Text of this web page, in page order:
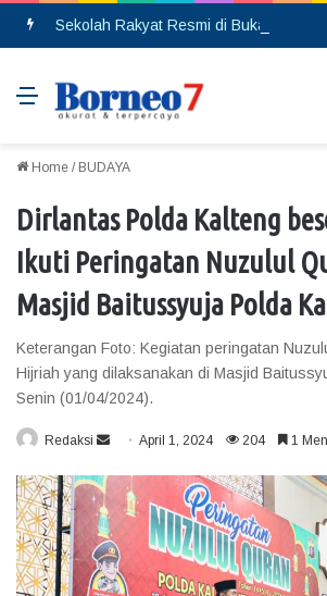
Menu
Home / BUDAYA
Dirlantas Polda Kalteng
Ikuti Peringatan Nuzulul
Masjid Baitussyuja Polda
Keterangan Foto: Kegiatan peringatan
Hijriah yang dilaksanakan di Masjid
Senin (01/04/2024).
Redaksi
d
a
n
April 1, 2024 204 1